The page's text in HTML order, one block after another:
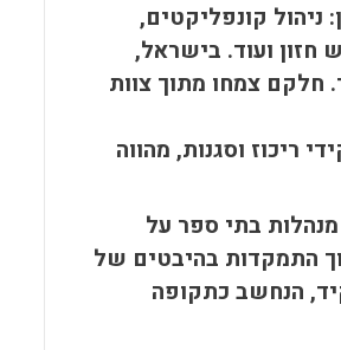
ניהול קונפליקטים,
חזון ועוד. בישראל,
חלקם צמחו מתוך צוות
ריכוז וסגנות, מהווה
בתי ספר על
התמקדות בהיבטים של
הנחשב כתקופה